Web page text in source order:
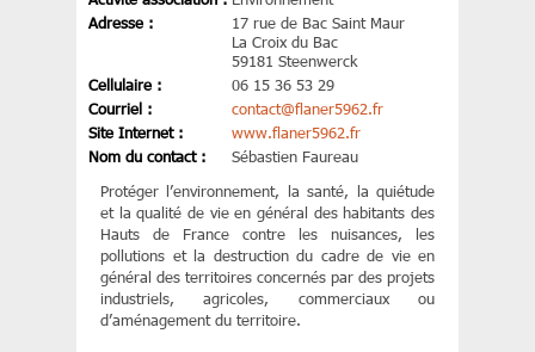
Adresse :
17 rue de Bac Saint Maur
La Croix du Bac
59181 Steenwerck
Cellulaire :
06 15 36 53 29
Courriel :
contact@flaner5962.fr
Site Internet :
www.flaner5962.fr
Nom du contact :
Sébastien Faureau
Protéger l’environnement, la santé, la quiétude
et la qualité de vie en général des habitants des
Hauts de France contre les nuisances, les
pollutions et la destruction du cadre de vie en
général des territoires concernés par des projets
industriels, agricoles, commerciaux ou
d’aménagement du territoire.